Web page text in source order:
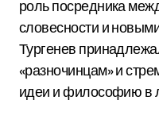
роль посредника
словесности и
Тургенев
«разночинцам» и
идеи и философию в